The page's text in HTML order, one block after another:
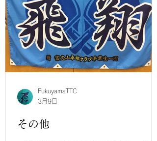
2026.3.21(土)～22(日)河北町民体育
にて べに花杯卓球大会が開催されまし
た。 結果 小学男子団体 3位 富久山
卓球クラブA( 深谷統雅、金田航汰、大和
田翼颯 ) 小学女子団体 準優勝 富久
卓球クラブA( 村上華倫、遠宮真結、清藤
2026.3.20(金)郡山市西部体育館にて
郡山卓球選手権大会(団体の部)が開催さ
富久山卓球クラブ( 荒木貴翔、武曽斗
その他
FukuyamaTTC
3月9日